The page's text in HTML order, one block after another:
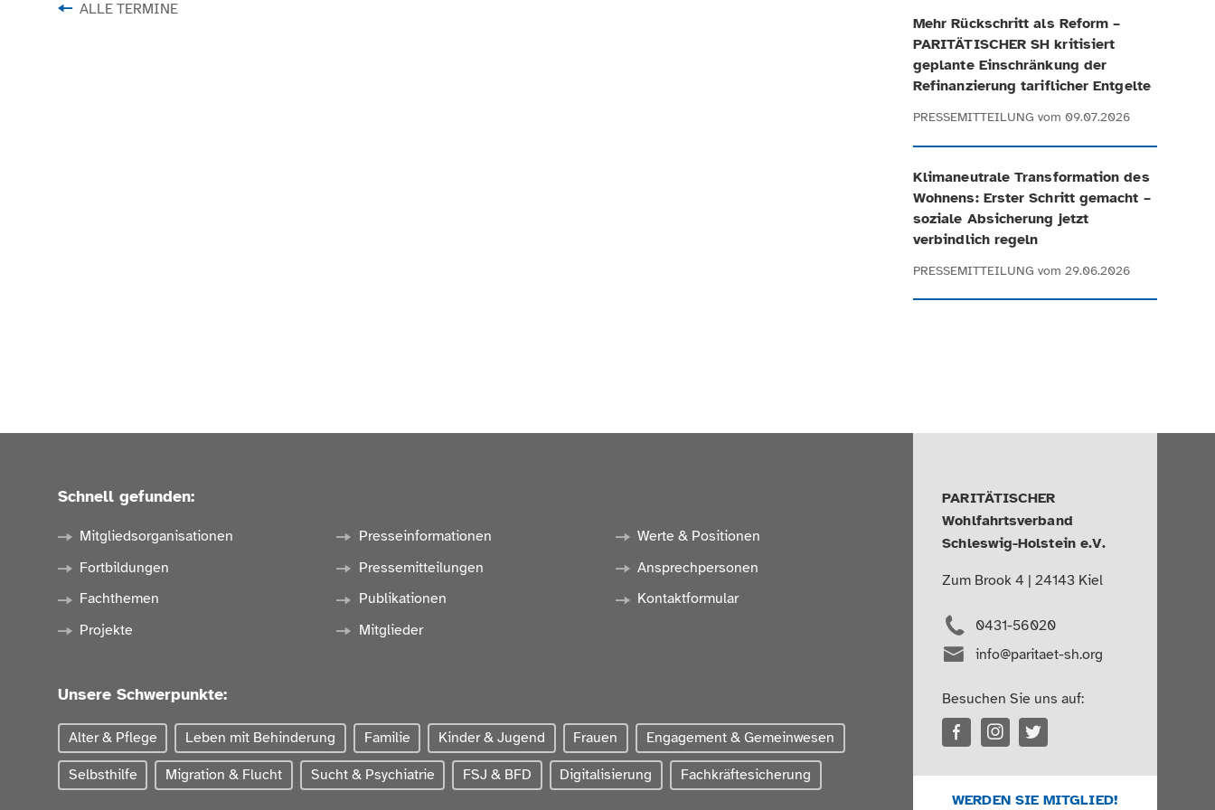
ALLE TERMINE
Mehr Rückschritt als Reform –
PARITÄTISCHER SH kritisiert
geplante Einschränkung der
Refinanzierung tariflicher Entgelte
PRESSEMITTEILUNG vom 09.07.2026
Klimaneutrale Transformation des
Wohnens: Erster Schritt gemacht –
soziale Absicherung jetzt
verbindlich regeln
PRESSEMITTEILUNG vom 29.06.2026
Schnell gefunden:
Mitgliedsorganisationen
Fortbildungen
Fachthemen
Projekte
Presseinformationen
Pressemitteilungen
Publikationen
Mitglieder
Werte & Positionen
Ansprechpersonen
Kontaktformular
Unsere Schwerpunkte:
Alter & Pflege Leben mit Behinderung Familie Kinder & Jugend Frauen Engagement & Gemeinwesen
Selbsthilfe Migration & Flucht Sucht & Psychiatrie FSJ & BFD Digitalisierung Fachkräftesicherung
PARITÄTISCHER
Wohlfahrtsverband
Schleswig-Holstein e.V.
Zum Brook 4 | 24143 Kiel
0431-56020
info@paritaet-sh.org
Besuchen Sie uns auf:
WERDEN SIE MITGLIED!